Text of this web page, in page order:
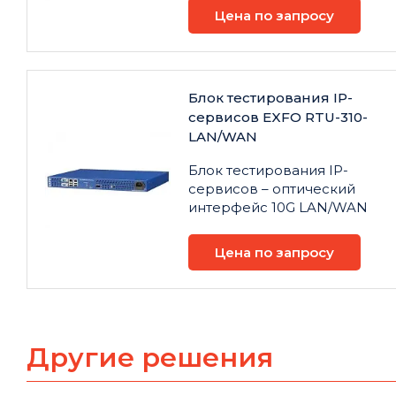
Цена по запросу
Блок тестирования IP-
сервисов EXFO RTU-310-
LAN/WAN
Блок тестирования IP-
сервисов – оптический
интерфейс 10G LAN/WAN
Цена по запросу
Другие решения